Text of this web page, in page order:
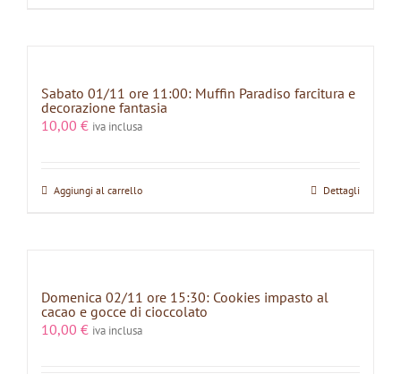
Sabato 01/11 ore 11:00: Muffin Paradiso farcitura e
decorazione fantasia
10,00 € iva inclusa
Aggiungi al carrello Dettagli
Domenica 02/11 ore 15:30: Cookies impasto al
cacao e gocce di cioccolato
10,00 € iva inclusa